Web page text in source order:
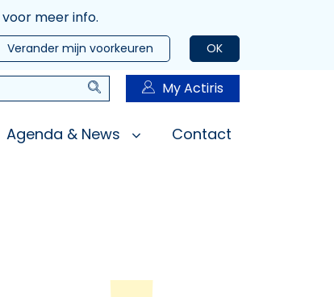
voor meer info.
OK
Verander mijn voorkeuren
Zoeken My Actiris
Agenda & News Contact